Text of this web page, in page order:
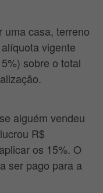
uma casa, terreno
vigente
sobre o total
alguém vendeu
R$
os 15%. O
ser pago para a